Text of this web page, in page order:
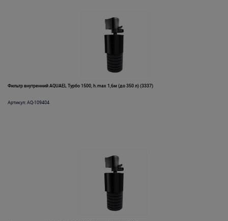
Фильтр внутренний AQUAEL Турбо 1500, h.max 1,6м (до 350 л) (3337)
Артикул: AQ-109404